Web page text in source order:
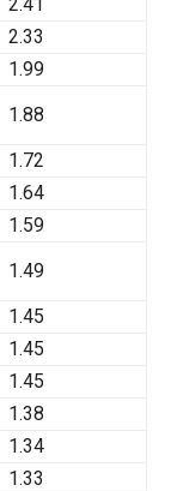
2.33
1.99
1.88
1.72
1.64
1.59
1.49
1.45
1.45
1.45
1.38
1.34
1.33